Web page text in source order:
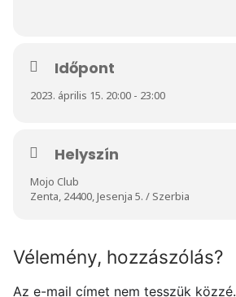
Időpont
2023. április 15. 20:00 - 23:00
Helyszín
Mojo Club
Zenta, 24400, Jesenja 5. / Szerbia
Vélemény, hozzászólás?
Az e-mail címet nem tesszük közzé.